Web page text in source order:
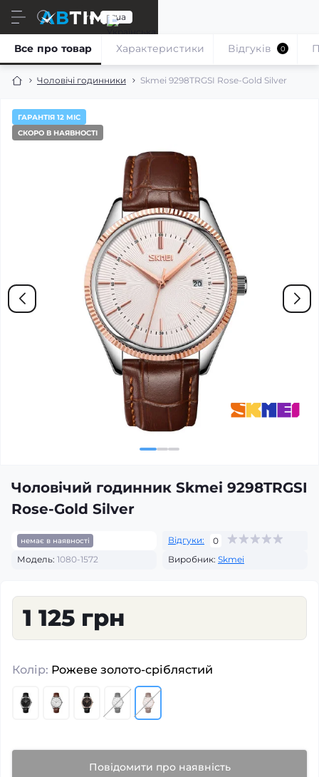
ru ua
Чоловічі годинники Skmei 9298TRGSI Rose-Gold Silver
Все про товар Характеристики Відгуків 0
ГАРАНТІЯ 12 МІС
СКОРО В НАЯВНОСТІ
Чоловічий годинник Skmei 9298TRGSI
Rose-Gold Silver
немає в наявності Відгуки:
0
Модель: 1080-1572 Виробник: Skmei
1 125 грн
Колір: Рожеве золото-сріблястий
Повідомити про наявність